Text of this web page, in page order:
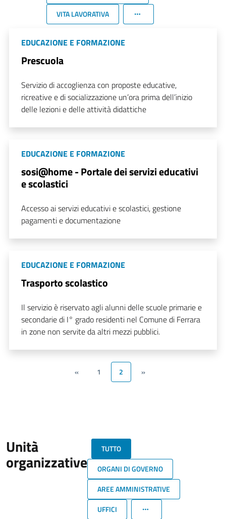
VITA LAVORATIVA
EDUCAZIONE E FORMAZIONE
Prescuola
Servizio di accoglienza con proposte educative,
ricreative e di socializzazione un’ora prima dell’inizio
delle lezioni e delle attività didattiche
EDUCAZIONE E FORMAZIONE
sosi@home - Portale dei servizi educativi
e scolastici
Accesso ai servizi educativi e scolastici, gestione
pagamenti e documentazione
EDUCAZIONE E FORMAZIONE
Trasporto scolastico
Il servizio è riservato agli alunni delle scuole primarie e
secondarie di I° grado residenti nel Comune di Ferrara
in zone non servite da altri mezzi pubblici.
« 1 2 »
Unità
organizzative
TUTTO
ORGANI DI GOVERNO
AREE AMMINISTRATIVE
UFFICI